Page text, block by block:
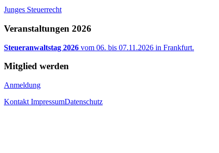
Junges Steuerrecht
Veranstaltungen 2026
Steueranwaltstag 2026 vom 06. bis 07.11.2026 in Frankfurt.
Mitglied werden
Anmeldung
Kontakt ImpressumDatenschutz